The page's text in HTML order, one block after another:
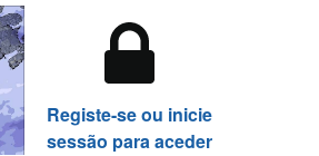
Registe-se ou inicie
sessão para aceder